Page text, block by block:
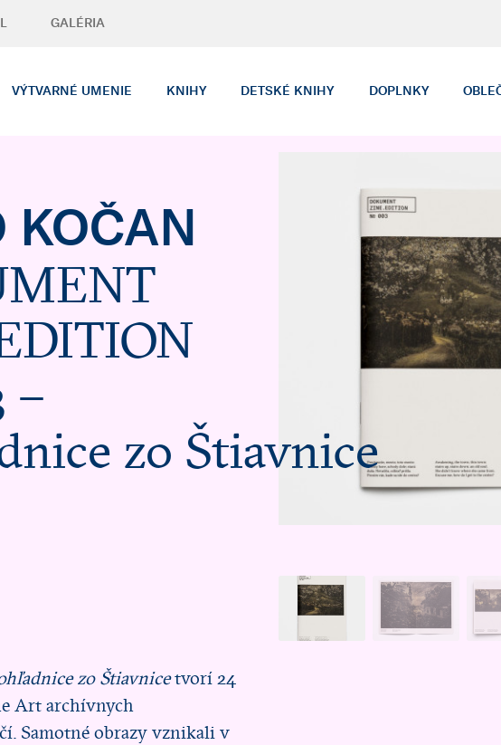
GALÉRIA
VÝTVARNÉ UMENIE KNIHY DETSKÉ KNIHY DOPLNKY
KOČAN
–
zo Štiavnice
zo Štiavnicetvorí 24
Art archívnych
Samotné obrazy vznikali v